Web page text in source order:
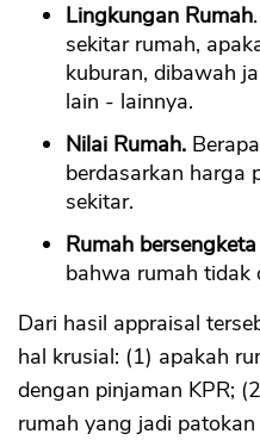
Lingkungan Rumah
sekitar rumah,
kuburan, dibawah
lain - lainnya.
Nilai Rumah.
berdasarkan harga
sekitar.
Rumah
bahwa rumah tidak
Dari hasil appraisal
hal krusial: (1) apakah
dengan pinjaman KPR;
rumah yang jadi